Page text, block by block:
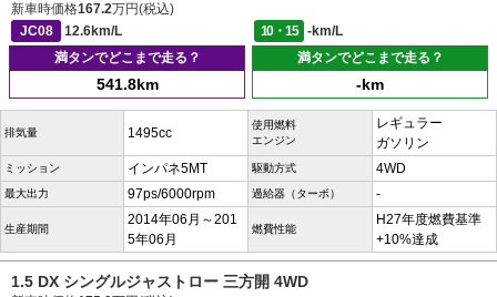
新車時価格167.2万円(税込)
JC08
12.6km/L 10・15
-km/L
満タンでどこまで走る？
541.8km
満タンでどこまで走る？
-km
排気量 1495cc
使用燃料
エンジン
レギュラー
ガソリン
ミッション インパネ5MT 駆動方式 4WD
最大出力 97ps/6000rpm 過給器（ターボ） -
生産期間
2014年06月～201
5年06月
燃費性能
H27年度燃費基準
+10%達成
1.5 DX シングルジャストロー 三方開 4WD